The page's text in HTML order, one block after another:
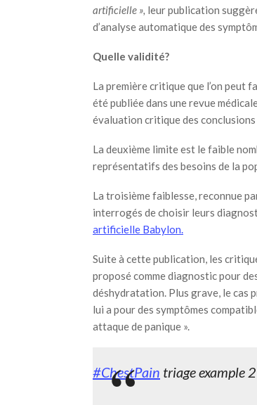
artificielle », leur publication
d’analyse automatique des
Quelle validité?
La première critique que l’on peut
été publiée dans une revue
évaluation critique des conclusions
La deuxième limite est le faible
représentatifs des besoins de la
La troisième faiblesse, reconnue
interrogés de choisir leurs
artificielle Babylon.
Suite à cette publication, les
proposé comme diagnostic pour
déshydratation. Plus grave, le cas
lui a pour des symptômes
attaque de panique ».
#ChestPain triage example 2